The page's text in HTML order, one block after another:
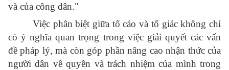
và của công dân."
Việc phân biệt giữa tố cáo và tố giác không chỉ
có ý nghĩa quan trọng trong việc giải quyết các vấn
đề pháp lý, mà còn góp phần nâng cao nhận thức của
người dân về quyền và trách nhiệm của mình trong